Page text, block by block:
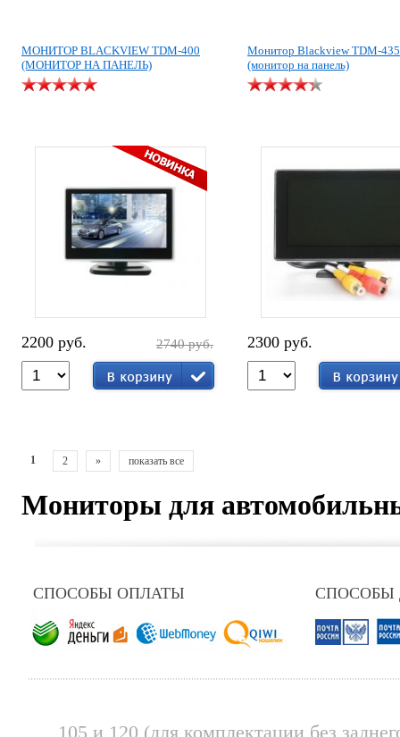
МОНИТОР BLACKVIEW TDM-400
(МОНИТОР НА ПАНЕЛЬ)
2200 руб. 2740 руб.
Монитор Blackview TDM-435
(монитор на панель)
2300 руб.
1 2 » показать все
Мониторы для
СПОСОБЫ ОПЛАТЫ СПОСОБЫ
105 и 120 (для комплектации без